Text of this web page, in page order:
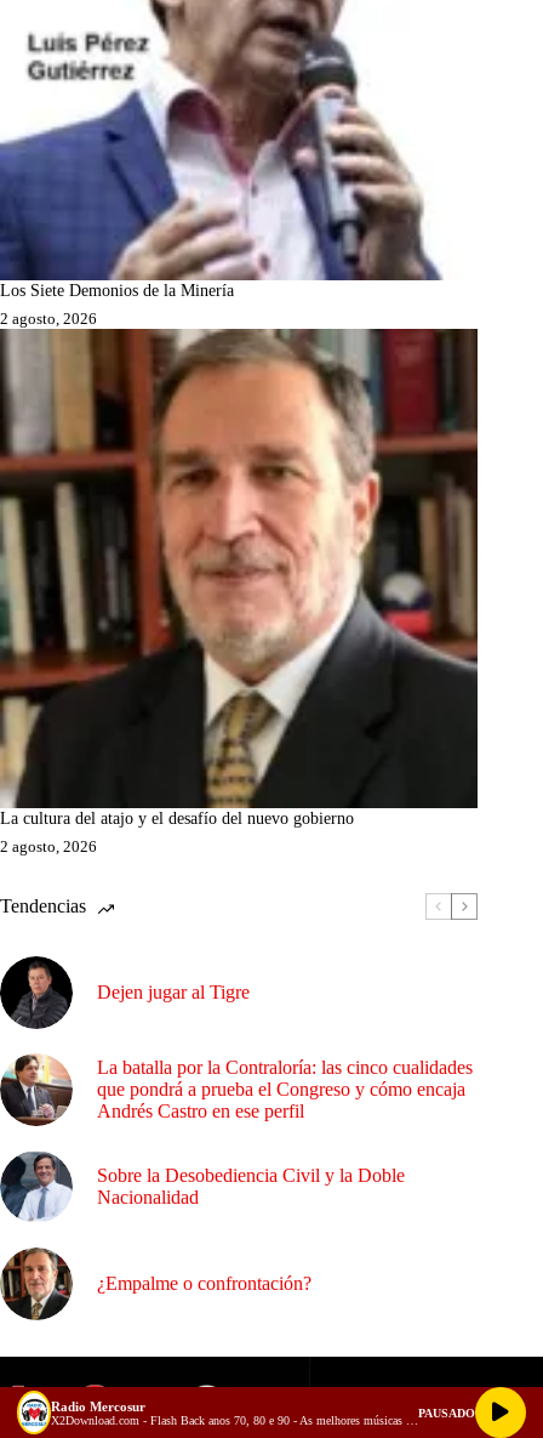
Los Siete Demonios de la Minería
2 agosto, 2026
La cultura del atajo y el desafío del nuevo gobierno
2 agosto, 2026
Tendencias
Dejen jugar al Tigre
La batalla por la Contraloría: las cinco cualidades
que pondrá a prueba el Congreso y cómo encaja
Andrés Castro en ese perfil
Sobre la Desobediencia Civil y la Doble
Nacionalidad
¿Empalme o confrontación?
Radio Mercosur PAUSADO